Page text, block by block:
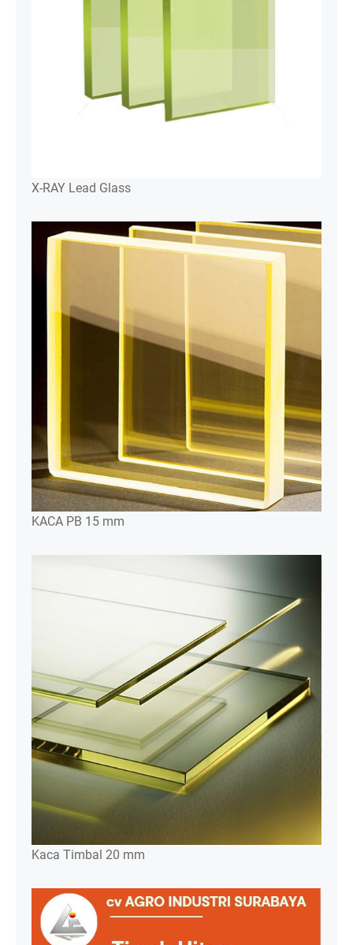
X-RAY Lead Glass
KACA PB 15 mm
Kaca Timbal 20 mm